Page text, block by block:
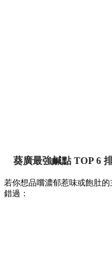
葵廣最強鹹點 TOP 6
若你想品嚐濃郁惹味或飽肚
錯過：